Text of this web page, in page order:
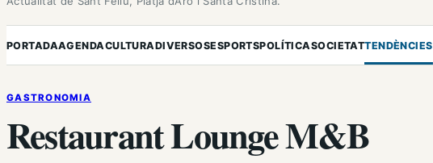
PORTADAAGENDACULTURADIVERSOSESPORTSPOLÍTICASOCIETATTENDÈNCIES
GASTRONOMIA
Restaurant Lounge M&B